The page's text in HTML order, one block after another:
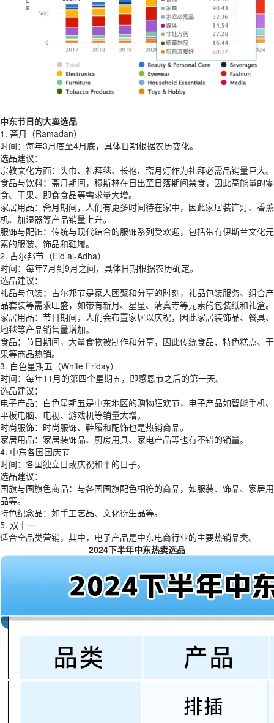
中东节日的大卖选品
1. 斋月（Ramadan）
时间：每年3月底至4月底，具体日期根据农历变化。
选品建议：
宗教文化方面：头巾、礼拜毯、长袍、斋月灯作为礼拜必需品销量巨大。
食品与饮料：斋月期间，穆斯林在日出至日落期间禁食，因此高能量的零
食、干果、即食食品等需求量大增。
家居用品：斋月期间，人们有更多时间待在家中，因此家居装饰灯、香薰
机、加湿器等产品销量上升。
服饰与配饰：传统与现代结合的服饰系列受欢迎，包括带有伊斯兰文化元
素的服装、饰品和鞋履。
2. 古尔邦节（Eid al-Adha）
时间：每年7月到9月之间，具体日期根据农历确定。
选品建议：
礼品与包装：古尔邦节是家人团聚和分享的时刻，礼品包装服务、组合产
品套装等需求旺盛，如带有新月、星星、清真寺等元素的包装纸和礼盒。
家居用品：节日期间，人们会布置家居以庆祝，因此家居装饰品、餐具、
地毯等产品销售量增加。
食品：节日期间，大量食物被制作和分享，因此传统食品、特色糕点、干
果等商品热销。
3. 白色星期五（White Friday）
时间：每年11月的第四个星期五，即感恩节之后的第一天。
选品建议：
电子产品：白色星期五是中东地区的购物狂欢节，电子产品如智能手机、
平板电脑、电视、游戏机等销量大增。
时尚服饰：时尚服饰、鞋履和配饰也是热销商品。
家居用品：家居装饰品、厨房用具、家电产品等也有不错的销量。
4. 中东各国国庆节
时间：各国独立日或庆祝和平的日子。
选品建议：
国旗与国旗色商品：与各国国旗配色相符的商品，如服装、饰品、家居用
品等。
特色纪念品：如手工艺品、文化衍生品等。
5. 双十一
适合全品类营销，其中，电子产品是中东电商行业的主要热销品类。
2024下半年中东热卖选品